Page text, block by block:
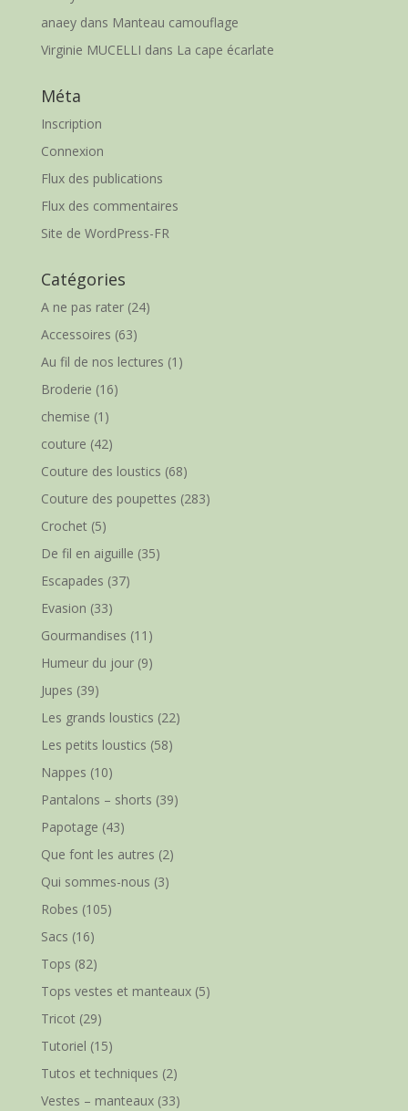
anaeydans Manteau camouflage
Virginie MUCELLI dans La cape écarlate
Méta
Inscription
Connexion
Flux des publications
Flux des commentaires
Site de WordPress-FR
Catégories
A ne pas rater(24)
Accessoires (63)
Au fil de nos lectures (1)
Broderie (16)
chemise (1)
couture (42)
Couture des loustics (68)
Couture des poupettes (283)
Crochet(5)
De fil en aiguille (35)
Escapades (37)
Evasion (33)
Gourmandises (11)
Humeur du jour(9)
Jupes (39)
Les grands loustics (22)
Les petits loustics (58)
Nappes (10)
Pantalons – shorts (39)
Papotage (43)
Que font les autres (2)
Qui sommes-nous (3)
Robes (105)
Sacs (16)
Tops (82)
Tops vestes et manteaux(5)
Tricot(29)
Tutoriel (15)
Tutos et techniques (2)
Vestes – manteaux(33)